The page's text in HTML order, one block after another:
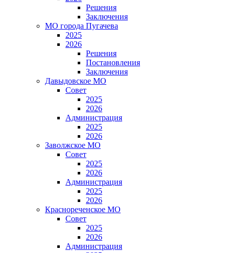
Решения
Заключения
МО города Пугачева
2025
2026
Решения
Постановления
Заключения
Давыдовское МО
Совет
2025
2026
Администрация
2025
2026
Заволжское МО
Совет
2025
2026
Администрация
2025
2026
Краснореченское МО
Совет
2025
2026
Администрация